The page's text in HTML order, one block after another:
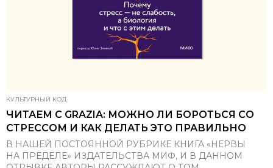
КУЛЬТУРНЫЙ КОД
ЧИТАЕМ С GRAZIA: МОЖНО ЛИ БОРОТЬСЯ СО
СТРЕССОМ И КАК ДЕЛАТЬ ЭТО ПРАВИЛЬНО
В НАШЕЙ ПОСТОЯННОЙ РУБРИКЕ КНИГА «НЕРВЫ
НА ПРЕДЕЛЕ» ИЗДАТЕЛЬСТВА МИФ, И В ДАННОМ